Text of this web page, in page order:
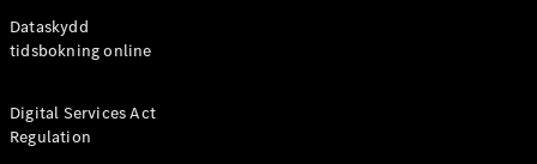
Dataskydd
tidsbokning online
Digital Services Act
Regulation